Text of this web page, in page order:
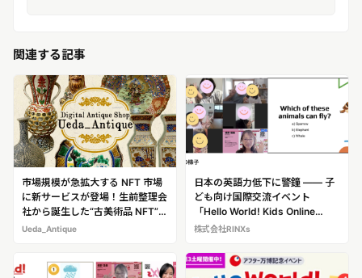
関連する記事
市場規模が急拡大する NFT 市場
に新サービスが登場！生前整理会
社から誕生した“古美術品 NFT”の
販売サービスデジタルアンティー
Ueda_Antique
日本の英語力低下に警鐘 —— 子
ども向け国際交流イベント
「Hello World! Kids Online
Exchange」実施
株式会社RINXs